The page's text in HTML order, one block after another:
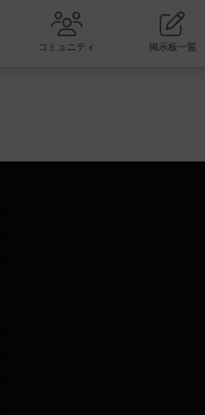
ボードゲーム会 コミュニティ